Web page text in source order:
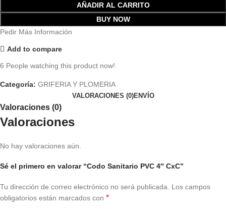
AÑADIR AL CARRITO
BUY NOW
Pedir Más Información
Add to compare
6 People watching this product now!
Categoría: GRIFERIA Y PLOMERIA
VALORACIONES (0)ENVÍO
Valoraciones (0)
Valoraciones
No hay valoraciones aún.
Sé el primero en valorar “Codo Sanitario PVC 4″ CxC”
Tu dirección de correo electrónico no será publicada. Los campos
obligatorios están marcados con *